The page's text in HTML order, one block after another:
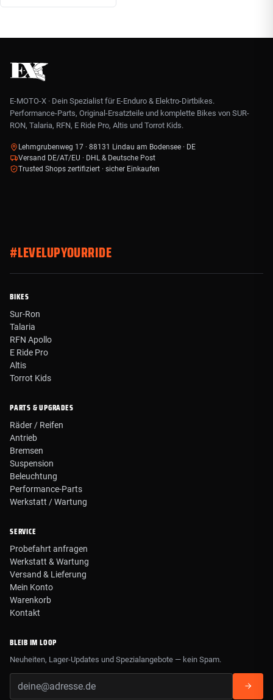
E-MOTO-X · Dein Spezialist für E-Enduro & Elektro-Dirtbikes.
Performance-Parts, Original-Ersatzteile und komplette Bikes von SUR-
RON, Talaria, RFN, E Ride Pro, Altis und Torrot Kids.
Lehmgrubenweg 17 · 88131 Lindau am Bodensee · DE
Versand DE/AT/EU · DHL & Deutsche Post
Trusted Shops zertifiziert · sicher Einkaufen
#LEVELUPYOURRIDE
BIKES
Sur-Ron
Talaria
RFN Apollo
E Ride Pro
Altis
Torrot Kids
PARTS & UPGRADES
Räder / Reifen
Antrieb
Bremsen
Suspension
Beleuchtung
Performance-Parts
Werkstatt / Wartung
SERVICE
Probefahrt anfragen
Werkstatt & Wartung
Versand & Lieferung
Mein Konto
Warenkorb
Kontakt
BLEIB IM LOOP
Neuheiten, Lager-Updates und Spezialangebote — kein Spam.